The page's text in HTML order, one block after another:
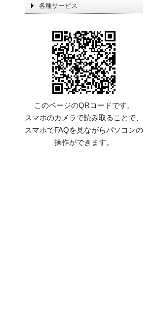
各種サービス
このページのQRコードです。
スマホのカメラで読み取ることで、
スマホでFAQを見ながらパソコンの
操作ができます。